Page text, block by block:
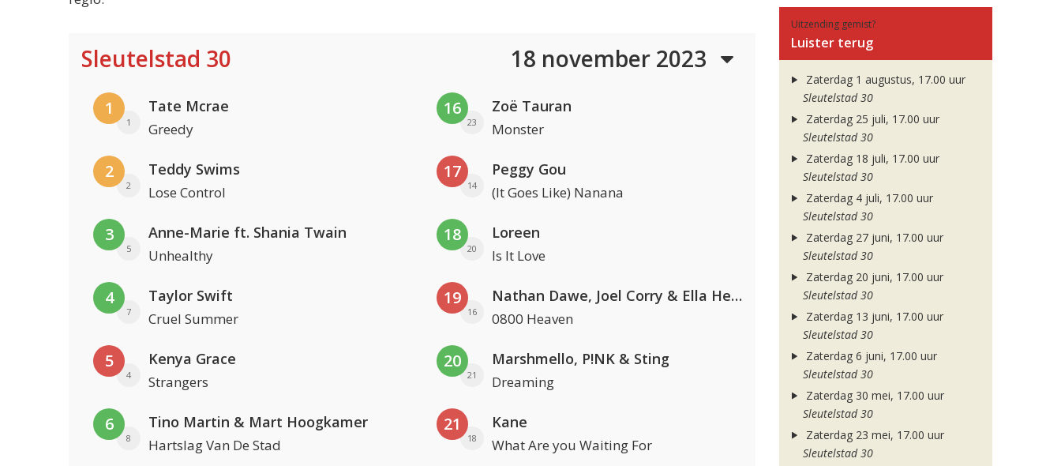
Sleutelstad 30 18 november 2023
1
1
Tate Mcrae
Greedy
2
2
Teddy Swims
Lose Control
3
5
Anne-Marie ft. Shania Twain
Unhealthy
4
7
Taylor Swift
Cruel Summer
5
4
Kenya Grace
Strangers
6
8
Tino Martin & Mart Hoogkamer
Hartslag Van De Stad
16
23
Zoë Tauran
Monster
17
14
Peggy Gou
(It Goes Like) Nanana
18
20
Loreen
Is It Love
19
16
Nathan Dawe, Joel Corry & Ella Henderson
0800 Heaven
20
21
Marshmello, P!NK & Sting
Dreaming
21
18
Kane
What Are you Waiting For
Uitzending gemist?
Luister terug
Zaterdag 1 augustus, 17.00 uur
Sleutelstad 30
Zaterdag 25 juli, 17.00 uur
Sleutelstad 30
Zaterdag 18 juli, 17.00 uur
Sleutelstad 30
Zaterdag 4 juli, 17.00 uur
Sleutelstad 30
Zaterdag 27 juni, 17.00 uur
Sleutelstad 30
Zaterdag 20 juni, 17.00 uur
Sleutelstad 30
Zaterdag 13 juni, 17.00 uur
Sleutelstad 30
Zaterdag 6 juni, 17.00 uur
Sleutelstad 30
Zaterdag 30 mei, 17.00 uur
Sleutelstad 30
Zaterdag 23 mei, 17.00 uur
Sleutelstad 30